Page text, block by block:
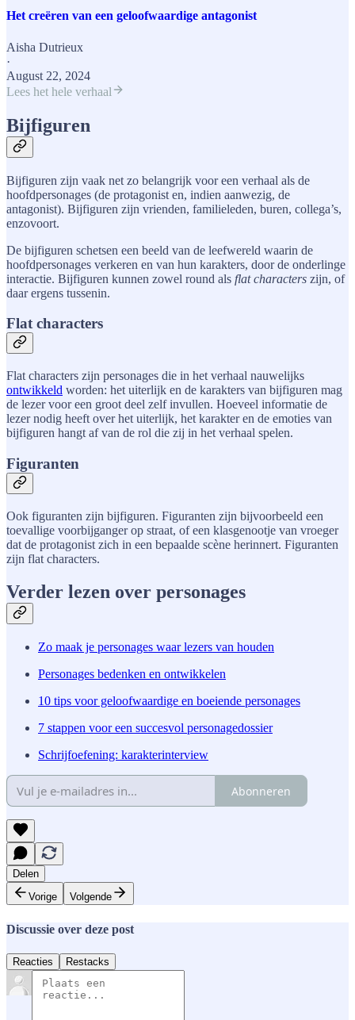
Het creëren van een geloofwaardige antagonist
Aisha Dutrieux
·
August 22, 2024
Lees het hele verhaal
Bijfiguren
Bijfiguren zijn vaak net zo belangrijk voor een verhaal als de
hoofdpersonages (de protagonist en, indien aanwezig, de
antagonist). Bijfiguren zijn vrienden, familieleden, buren, collega’s,
enzovoort.
De bijfiguren schetsen een beeld van de leefwereld waarin de
hoofdpersonages verkeren en van hun karakters, door de onderlinge
interactie. Bijfiguren kunnen zowel round als flat characters zijn, of
daar ergens tussenin.
Flat characters
Flat characters zijn personages die in het verhaal nauwelijks
ontwikkeld worden: het uiterlijk en de karakters van bijfiguren mag
de lezer voor een groot deel zelf invullen. Hoeveel informatie de
lezer nodig heeft over het uiterlijk, het karakter en de emoties van
bijfiguren hangt af van de rol die zij in het verhaal spelen.
Figuranten
Ook figuranten zijn bijfiguren. Figuranten zijn bijvoorbeeld een
toevallige voorbijganger op straat, of een klasgenootje van vroeger
dat de protagonist zich in een bepaalde scène herinnert. Figuranten
zijn flat characters.
Verder lezen over personages
Zo maak je personages waar lezers van houden
Personages bedenken en ontwikkelen
10 tips voor geloofwaardige en boeiende personages
7 stappen voor een succesvol personagedossier
Schrijfoefening: karakterinterview
Abonneren
Delen
Vorige
Volgende
Discussie over deze post
Reacties Restacks